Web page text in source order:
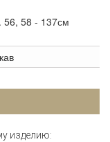
56, 58 - 137см
изделию: